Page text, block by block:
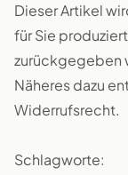
Dieser Artikel
für Sie
zurückgegeben
Näheres dazu
Widerrufsrecht.
Schlagworte: